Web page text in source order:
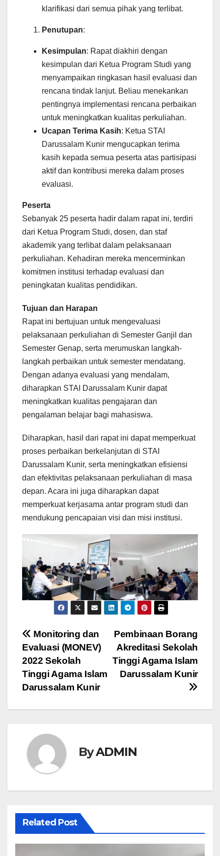
klarifikasi dari semua pihak yang terlibat.
Penutupan:
Kesimpulan: Rapat diakhiri dengan
kesimpulan dari Ketua Program Studi yang
menyampaikan ringkasan hasil evaluasi dan
rencana tindak lanjut. Beliau menekankan
pentingnya implementasi rencana perbaikan
untuk meningkatkan kualitas perkuliahan.
Ucapan Terima Kasih: Ketua STAI
Darussalam Kunir mengucapkan terima
kasih kepada semua peserta atas partisipasi
aktif dan kontribusi mereka dalam proses
evaluasi.
Peserta
Sebanyak 25 peserta hadir dalam rapat ini, terdiri
dari Ketua Program Studi, dosen, dan staf
akademik yang terlibat dalam pelaksanaan
perkuliahan. Kehadiran mereka mencerminkan
komitmen institusi terhadap evaluasi dan
peningkatan kualitas pendidikan.
Tujuan dan Harapan
Rapat ini bertujuan untuk mengevaluasi
pelaksanaan perkuliahan di Semester Ganjil dan
Semester Genap, serta merumuskan langkah-
langkah perbaikan untuk semester mendatang.
Dengan adanya evaluasi yang mendalam,
diharapkan STAI Darussalam Kunir dapat
meningkatkan kualitas pengajaran dan
pengalaman belajar bagi mahasiswa.
Diharapkan, hasil dari rapat ini dapat memperkuat
proses perbaikan berkelanjutan di STAI
Darussalam Kunir, serta meningkatkan efisiensi
dan efektivitas pelaksanaan perkuliahan di masa
depan. Acara ini juga diharapkan dapat
memperkuat kerjasama antar program studi dan
mendukung pencapaian visi dan misi institusi.
Post
navigation
Pembinaan Borang
Akreditasi Sekolah
Tinggi Agama Islam
Darussalam Kunir
Monitoring dan
Evaluasi (MONEV)
2022 Sekolah
Tinggi Agama Islam
Darussalam Kunir
ByADMIN
Related Post